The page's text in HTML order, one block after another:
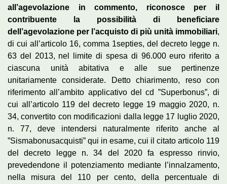
all’agevolazione in commento, riconosce per il
contribuente la possibilità di beneficiare
dell’agevolazione per l’acquisto di più unità immobiliari,
di cui all’articolo 16, comma 1­septies, del decreto legge n.
63 del 2013, nel limite di spesa di 96.000 euro riferito a
ciascuna unità abitativa e alle sue pertinenze
unitariamente considerate. Detto chiarimento, reso con
riferimento all’ambito applicativo del cd ”Superbonus”, di
cui all’articolo 119 del decreto legge 19 maggio 2020, n.
34, convertito con modificazioni dalla legge 17 luglio 2020,
n. 77, deve intendersi naturalmente riferito anche al
”Sismabonus­acquisti” qui in esame, cui il citato articolo 119
del decreto legge n. 34 del 2020 fa espresso rinvio,
prevedendone il potenziamento mediante l’innalzamento,
nella misura del 110 per cento, della percentuale di